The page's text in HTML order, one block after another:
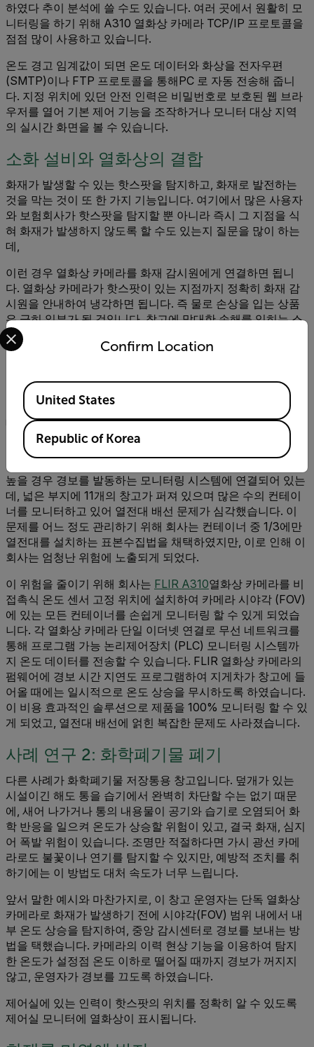
하였다 추이 분석에 쓸 수도 있습니다. 여러 곳에서 원활히 모
니터링을 하기 위해 A310 열화상 카메라 TCP/IP 프로토콜을
점점 많이 사용하고 있습니다.
온도 경고 임계값이 되면 온도 데이터와 화상을 전자우편
(SMTP)이나 FTP 프로토콜을 통해PC 로 자동 전송해 줍니
다. 지정 위치에 있던 안전 인력은 비밀번호로 보호된 웹 브라
우저를 열어 기본 제어 기능을 조작하거나 모니터 대상 지역
의 실시간 화면을 볼 수 있습니다.
소화 설비와 열화상의 결합
화재가 발생할 수 있는 핫스팟을 탐지하고, 화재로 발전하는
것을 막는 것이 또 한 가지 기능입니다. 여기에서 많은 사용자
와 보험회사가 핫스팟을 탐지할 뿐 아니라 즉시 그 지점을 식
혀 화재가 발생하지 않도록 할 수도 있는지 질문을 많이 하는
데,
이런 경우 열화상 카메라를 화재 감시원에게 연결하면 됩니
다. 열화상 카메라가 핫스팟이 있는 지점까지 정확히 화재 감
시원을 안내하여 냉각하면 됩니다. 즉 물로 손상을 입는 상품
은 극히 일부가 될 것입니다. 창고에 막대한 손해를 입히는 스
프링클러 장치와는 대조적인 부분입니다.
수영장 정화에 사용하는 차아염소산칼슘 대량생산 공장이 있
는 업체가 있습니다. 이 발열성 물질의 무수형이 회사 창고의
대형 컨테이너에 저장합니다.
처음에, 이 회사는 컨테이너를 몇 개 선택하여 열전대를 넣어
온도를 모니터링 하였습니다. 열전대의 출력은 온도가 너무
높을 경우 경보를 발동하는 모니터링 시스템에 연결되어 있는
데, 넓은 부지에 11개의 창고가 퍼져 있으며 많은 수의 컨테이
너를 모니터하고 있어 열전대 배선 문제가 심각했습니다. 이
문제를 어느 정도 관리하기 위해 회사는 컨테이너 중 1/3에만
열전대를 설치하는 표본수집법을 채택하였지만, 이로 인해 이
회사는 엄청난 위험에 노출되게 되었다.
이 위험을 줄이기 위해 회사는 FLIR A310열화상 카메라를 비
접촉식 온도 센서 고정 위치에 설치하여 카메라 시야각 (FOV)
에 있는 모든 컨테이너를 손쉽게 모니터링 할 수 있게 되었습
니다. 각 열화상 카메라 단일 이더넷 연결로 무선 네트워크를
통해 프로그램 가능 논리제어장치 (PLC) 모니터링 시스템까
지 온도 데이터를 전송할 수 있습니다. FLIR 열화상 카메라의
펌웨어에 경보 시간 지연도 프로그램하여 지게차가 창고에 들
어올 때에는 일시적으로 온도 상승을 무시하도록 하였습니다.
이 비용 효과적인 솔루션으로 제품을 100% 모니터링 할 수 있
게 되었고, 열전대 배선에 얽힌 복잡한 문제도 사라졌습니다.
사례 연구 2: 화학폐기물 폐기
다른 사례가 화학폐기물 저장통용 창고입니다. 덮개가 있는
시설이긴 해도 통을 습기에서 완벽히 차단할 수는 없기 때문
에, 새어 나가거나 통의 내용물이 공기와 습기로 오염되어 화
학 반응을 일으켜 온도가 상승할 위험이 있고, 결국 화재, 심지
어 폭발 위험이 있습니다. 조명만 적절하다면 가시 광선 카메
라로도 불꽃이나 연기를 탐지할 수 있지만, 예방적 조치를 취
하기에는 이 방법도 대처 속도가 너무 느립니다.
앞서 말한 예시와 마찬가지로, 이 창고 운영자는 단독 열화상
카메라로 화재가 발생하기 전에 시야각(FOV) 범위 내에서 내
부 온도 상승을 탐지하여, 중앙 감시센터로 경보를 보내는 방
법을 택했습니다. 카메라의 이력 현상 기능을 이용하여 탐지
한 온도가 설정점 온도 이하로 떨어질 때까지 경보가 꺼지지
않고, 운영자가 경보를 끄도록 하였습니다.
제어실에 있는 인력이 핫스팟의 위치를 정확히 알 수 있도록
제어실 모니터에 열화상이 표시됩니다.
Confirm Location
Select your preferred country and language from the
Available Locations
United States
Republic of Korea